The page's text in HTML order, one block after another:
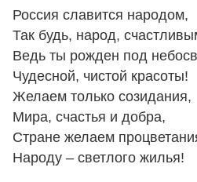
Россия славится народом,
Так будь, народ,
Ведь ты рожден под
Чудесной, чистой красоты!
Желаем только созидания,
Мира, счастья и добра,
Стране желаем
Народу – светлого жилья!